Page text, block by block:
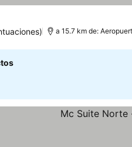
a 15.7 km de: